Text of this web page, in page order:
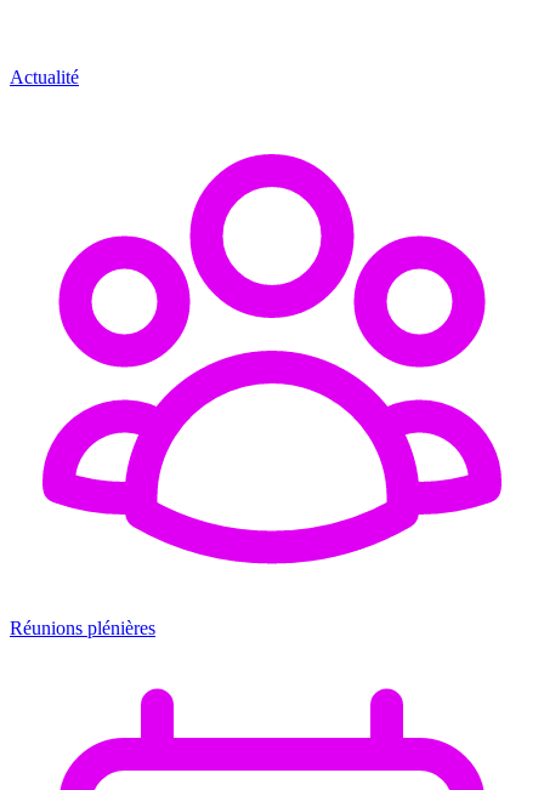
Actualité
Réunions plénières